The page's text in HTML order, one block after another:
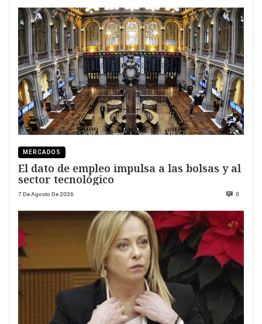
MERCADOS
El dato de empleo impulsa a las bolsas y al
sector tecnológico
7 De Agosto De 2026 0